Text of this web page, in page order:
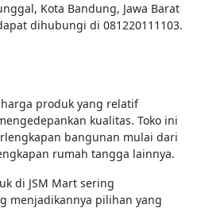
Kota Bandung, Jawa Barat
dihubungi di 081220111103.
produk yang relatif
kualitas. Toko ini
bangunan mulai dari
rumah tangga lainnya.
di JSM Mart sering
menjadikannya pilihan yang